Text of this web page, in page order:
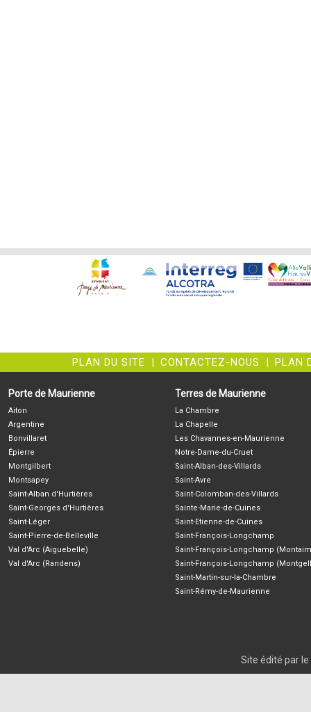
PLAN DU SITE | CONTACTEZ-NOUS | PLAN
Porte de Maurienne
Aiton
Argentine
Bonvillaret
Épierre
Montgilbert
Montsapey
Saint-Alban d'Hurtières
Saint-Georges d'Hurtières
Saint-Léger
Saint-Pierre-de-Belleville
Val d'Arc (Aiguebelle)
Val d'Arc (Randens)
Terres de Maurienne
La Chambre
La Chapelle
Les Chavannes-en-Maurienne
Notre-Dame-du-Cruet
Saint-Alban-des-Villards
Saint-Avre
Saint-Colomban-des-Villards
Sainte-Marie-de-Cuines
Saint-Etienne-de-Cuines
Saint-François-Longchamp
Saint-François-Longchamp
Saint-François-Longchamp
Saint-Martin-sur-la-Chambre
Saint-Rémy-de-Maurienne
Site édité par